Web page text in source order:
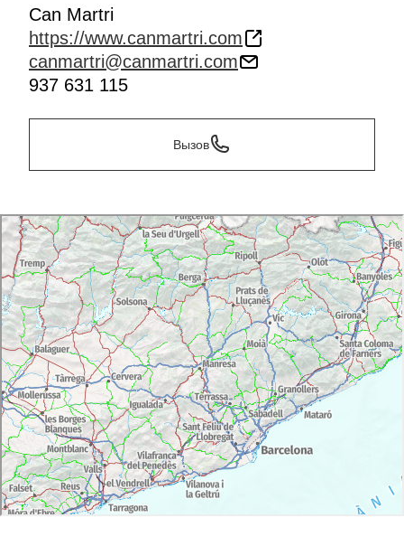
Can Martri
https://www.canmartri.com
canmartri@canmartri.com
937 631 115
Вызов